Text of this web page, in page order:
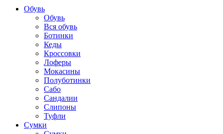
Обувь
Обувь
Вся обувь
Ботинки
Кеды
Кроссовки
Лоферы
Мокасины
Полуботинки
Сабо
Сандалии
Слипоны
Туфли
Сумки